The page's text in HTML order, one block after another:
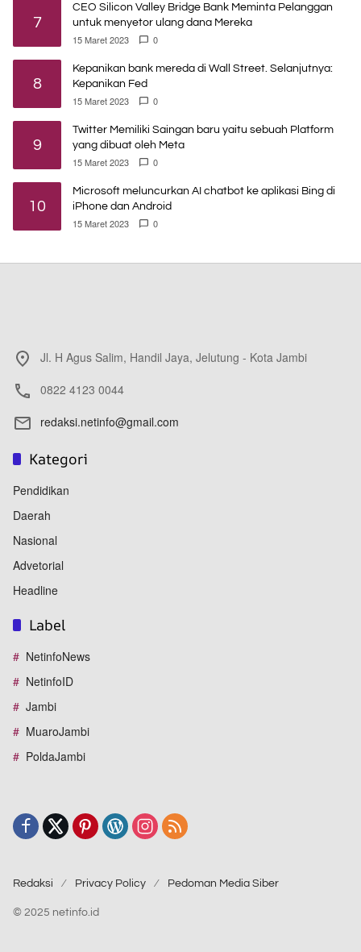
7
CEO Silicon Valley Bridge Bank Meminta Pelanggan
untuk menyetor ulang dana Mereka
15 Maret 2023 0
8
Kepanikan bank mereda di Wall Street. Selanjutnya:
Kepanikan Fed
15 Maret 2023 0
9
Twitter Memiliki Saingan baru yaitu sebuah Platform
yang dibuat oleh Meta
15 Maret 2023 0
10
Microsoft meluncurkan AI chatbot ke aplikasi Bing di
iPhone dan Android
15 Maret 2023 0
Jl. H Agus Salim, Handil Jaya, Jelutung - Kota Jambi
0822 4123 0044
redaksi.netinfo@gmail.com
Kategori
Pendidikan
Daerah
Nasional
Advetorial
Headline
Label
NetinfoNews
NetinfoID
Jambi
MuaroJambi
PoldaJambi
Redaksi Privacy Policy Pedoman Media Siber
© 2025 netinfo.id